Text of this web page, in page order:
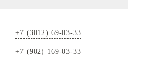
+7 (3012) 69-03-33
+7 (902) 169-03-33